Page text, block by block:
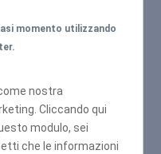
momento utilizzando
nostra
Cliccando qui
modulo, sei
che le informazioni